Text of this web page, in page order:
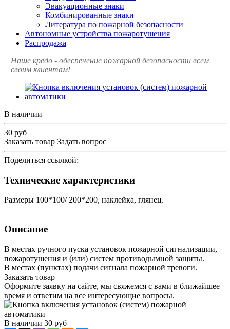
Эвакуационные знаки
Комбинированные знаки
Литература по пожарной безопасности
Автономные устройства пожаротушения
Распродажа
Наше кредо - обеспечение пожарной безопасности всем
своим клиентам!
В наличии
30 руб
Заказать товар Задать вопрос
Поделиться ссылкой:
Технические характеристики
Размеры 100*100/ 200*200, наклейка, глянец.
Описание
В местах ручного пуска установок пожарной сигнализации,
пожаротушения и (или) систем противодымной защиты.
В местах (пунктах) подачи сигнала пожарной тревоги.
Заказать товар
Оформите заявку на сайте, мы свяжемся с вами в ближайшее
время и ответим на все интересующие вопросы.
В наличии 30 руб